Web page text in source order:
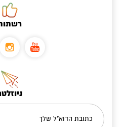
כתובת הדוא"ל שלך